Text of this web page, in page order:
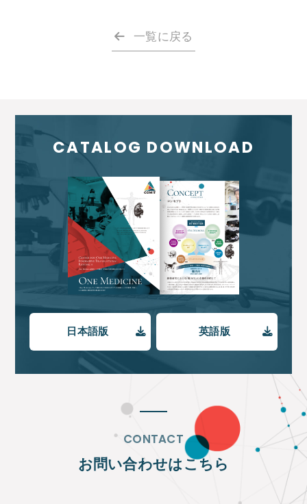
一覧に戻る
CATALOG DOWNLOAD
日本語版 英語版
CONTACT
お問い合わせはこちら